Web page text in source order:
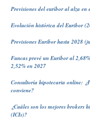
Previsiones del euríbor al alza en
Evolución histórica del Euribor
Previsiones Euribor hasta 2028
Funcas prevé un Euribor al
2,52% en 2027
Consultoría hipotecaria online:
conviene?
¿Cuáles son los mejores brokers
(ICIs)?